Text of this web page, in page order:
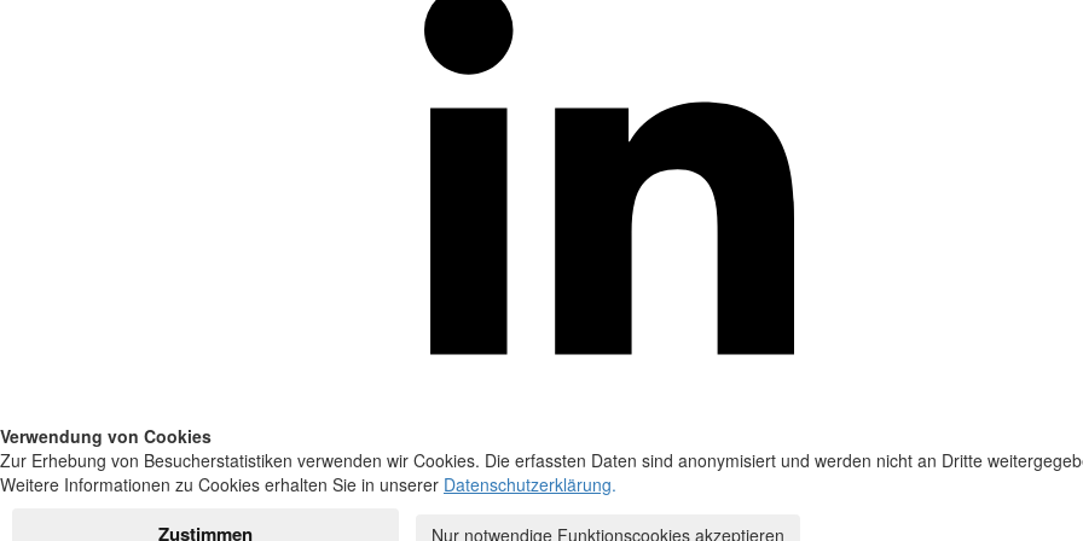
Verwendung von Cookies
Zur Erhebung von Besucherstatistiken verwenden wir Cookies. Die erfassten Daten sind anonymisiert und werden nicht an Dritte
Weitere Informationen zu Cookies erhalten Sie in unserer Datenschutzerklärung.
Zustimmen Nur notwendige Funktionscookies akzeptieren